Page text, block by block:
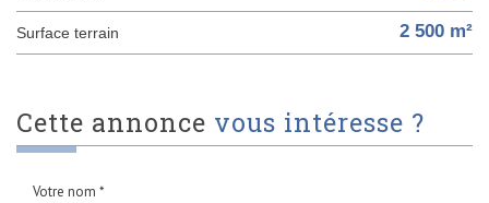
surface terrain 2 500 m²
cette annonce vous intéresse ?
Votre nom *